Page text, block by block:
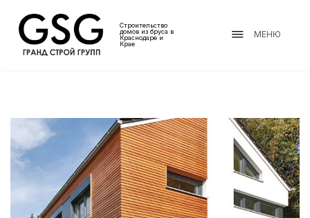
Строительство
домов из бруса в
Краснодаре и
Крае
МЕНЮ